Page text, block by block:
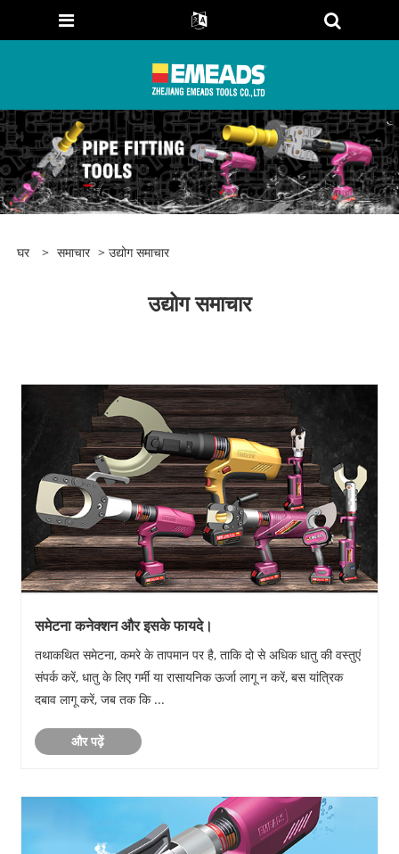
घर > समाचार > उद्योग समाचार
उद्योग समाचार
समेटना कनेक्शन और इसके फायदे।
तथाकथित समेटना, कमरे के तापमान पर है, ताकि दो से अधिक धातु की वस्तुएं
संपर्क करें, धातु के लिए गर्मी या रासायनिक ऊर्जा लागू न करें, बस यांत्रिक
दबाव लागू करें, जब तक कि ...
और पढ़ें